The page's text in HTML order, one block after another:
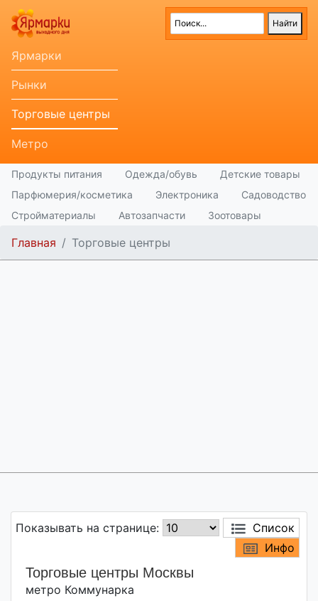
Ярмарки
Рынки
Торговые центры
Метро
Продукты питания Одежда/обувь
Детские товары
Парфюмерия/косметика
Электроника
Садоводство
Стройматериалы
Автозапчасти Зоотовары
Главная Торговые центры
Показывать на странице:
Список
Инфо
Торговые центры Москвы
метро Коммунарка